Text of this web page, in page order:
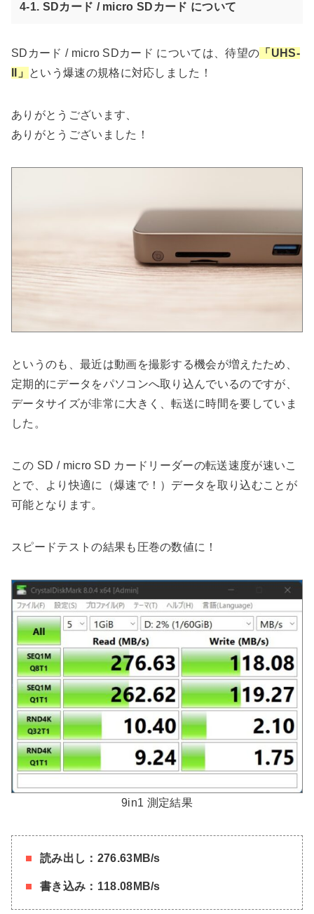
4-1. SDカード / micro SDカード について
SDカード / micro SDカード については、待望の 「UHS-
II」
という爆速の規格に対応しました！
ありがとうございます、
ありがとうございました！
というのも、最近は動画を撮影する機会が増えたため、
定期的にデータをパソコンへ取り込んでいるのですが、
データサイズが非常に大きく、転送に時間を要していま
した。
この SD / micro SD カードリーダーの転送速度が速いこ
とで、より快適に（爆速で！）データを取り込むことが
可能となります。
スピードテストの結果も圧巻の数値に！
9in1 測定結果
読み出し：276.63MB/s
書き込み：118.08MB/s